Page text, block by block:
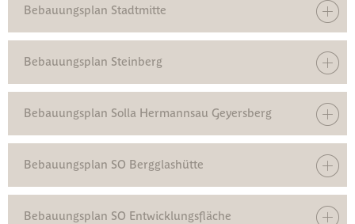
Bebauungsplan Stadtmitte
Bebauungsplan Steinberg
Bebauungsplan Solla Hermannsau Geyersberg
Bebauungsplan SO Bergglashütte
Bebauungsplan SO Entwicklungsfläche